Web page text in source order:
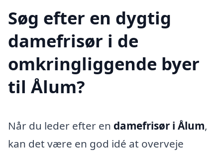
Søg efter en dygtig
damefrisør i de
omkringliggende byer
til Ålum?
Når du leder efter en damefrisør i Ålum,
kan det være en god idé at overveje